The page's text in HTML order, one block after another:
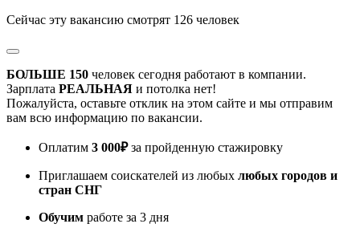
Сейчас эту вакансию смотрят 126 человек
БОЛЬШЕ 150 человек сегодня работают в компании.
Зарплата РЕАЛЬНАЯ и потолка нет!
Пожалуйста, оставьте отклик на этом сайте и мы отправим
вам всю информацию по вакансии.
Оплатим 3 000₽за пройденную стажировку
Приглашаем соискателей из любых любых городов и
стран СНГ
Обучим работе за 3 дня